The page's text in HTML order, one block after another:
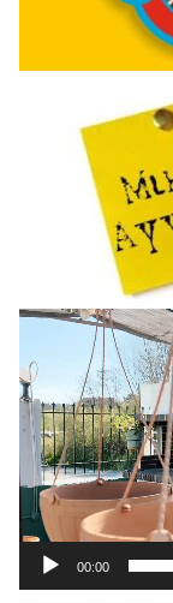
Πρόγραμμα
Αναπαραγωγής
Βίντεο
00:00